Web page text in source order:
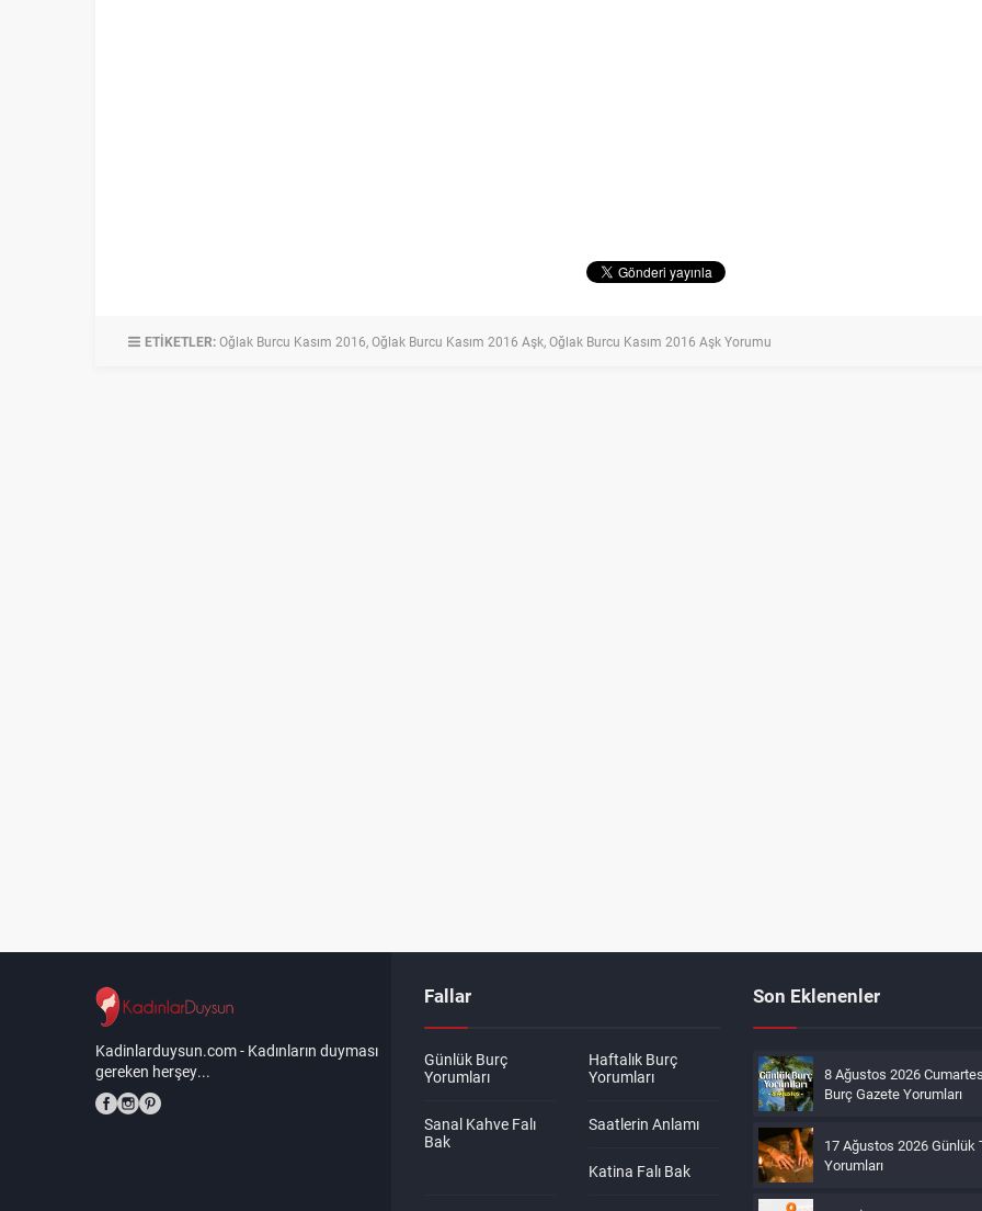
ETİKETLER:Oğlak Burcu Kasım 2016,Oğlak Burcu Kasım 2016 Aşk,Oğlak Burcu Kasım 2016 Aşk Yorumu
Kadinlarduysun.com - Kadınların duyması
gereken herşey...
Fallar
Günlük Burç
Yorumları
Haftalık Burç
Yorumları
Sanal Kahve Falı
Bak
Saatlerin Anlamı
Katina Falı Bak
Son Eklenenler
8 Ağustos 2026
Burç Gazete Yorumları
17 Ağustos 2026 Günlük
Yorumları